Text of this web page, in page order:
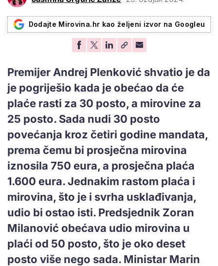
Dodajte Mirovina.hr kao željeni izvor na Googleu
Premijer Andrej Plenković shvatio je da
je pogriješio kada je obećao da će
plaće rasti za 30 posto, a mirovine za
25 posto. Sada nudi 30 posto
povećanja kroz četiri godine mandata,
prema čemu bi prosječna mirovina
iznosila 750 eura, a prosječna plaća
1.600 eura. Jednakim rastom plaća i
mirovina, što je i svrha usklađivanja,
udio bi ostao isti. Predsjednik Zoran
Milanović obećava udio mirovina u
plaći od 50 posto, što je oko deset
posto više nego sada. Ministar Marin